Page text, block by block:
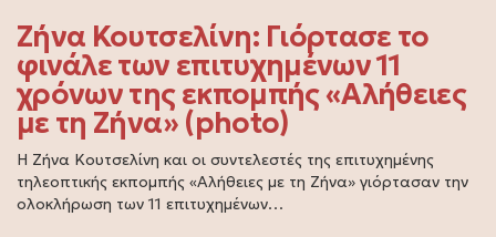
Ζήνα Κουτσελίνη: Γιόρτασε το
φινάλε των επιτυχημένων 11
χρόνων της εκπομπής «Αλήθειες
με τη Ζήνα» (photo)
Η Ζήνα Κουτσελίνη και οι συντελεστές της επιτυχημένης
τηλεοπτικής εκπομπής «Αλήθειες με τη Ζήνα» γιόρτασαν την
ολοκλήρωση των 11 επιτυχημένων…